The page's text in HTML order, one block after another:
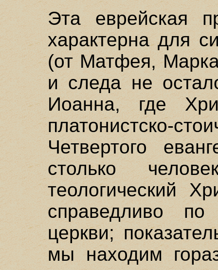
Эта еврейская
характерна для
(от Матфея,
и следа не
Иоанна, где
платонистско-
Четвертого
столько
теологический
справедливо
церкви;
мы находим